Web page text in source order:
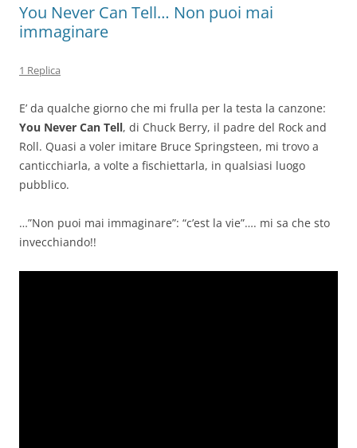
You Never Can Tell… Non puoi mai
immaginare
1 Replica
E’ da qualche giorno che mi frulla per la testa la canzone:
You Never Can Tell, di Chuck Berry, il padre del Rock and
Roll. Quasi a voler imitare Bruce Springsteen, mi trovo a
canticchiarla, a volte a fischiettarla, in qualsiasi luogo
pubblico.
…”Non puoi mai immaginare”: “c’est la vie”…. mi sa che sto
invecchiando!!